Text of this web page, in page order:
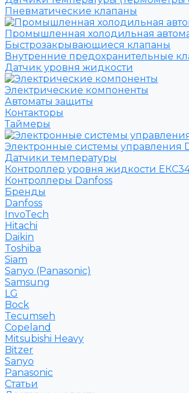
Пневматические клапаны
Промышленная холодильная
Быстрозакрывающиеся клапаны
Внутренние предохранительные
Датчик уровня жидкости
Электрические компоненты
Автоматы защиты
Контакторы
Таймеры
Электронные системы управления
Датчики температуры
Контроллер уровня жидкости
Контроллеры Danfoss
Бренды
Danfoss
InvoTech
Hitachi
Daikin
Toshiba
Siam
Sanyo (Panasonic)
Samsung
LG
Bock
Tecumseh
Copeland
Mitsubishi Heavy
Bitzer
Sanyo
Рanasonic
Статьи